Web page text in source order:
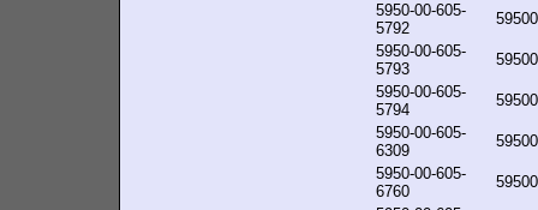
5950-00-605-
5792
5950-00-605-
5793
5950-00-605-
5794
5950-00-605-
6309
5950-00-605-
6760